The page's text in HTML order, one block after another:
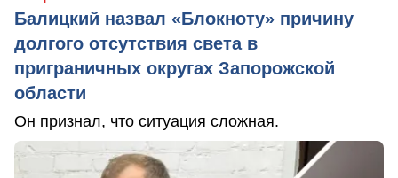
Балицкий назвал «Блокноту» причину
долгого отсутствия света в
приграничных округах Запорожской
области
Он признал, что ситуация сложная.